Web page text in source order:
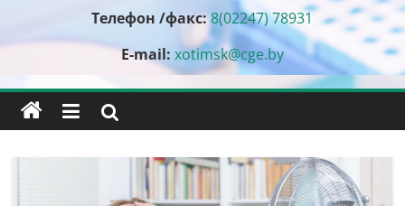
Телефон /факс:8(02247) 78931
E-mail: xotimsk@cge.by